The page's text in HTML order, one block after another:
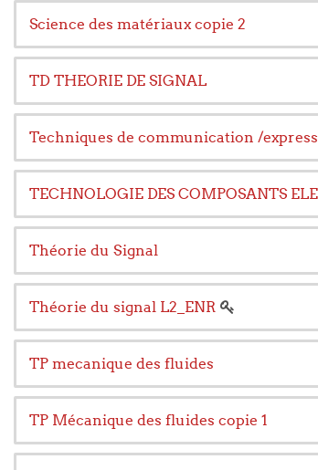
Science des matériaux copie 2
TD THEORIE DE SIGNAL
Techniques de communication /
TECHNOLOGIE DES COMPOSANTS
Théorie du Signal
Théorie du signal L2_ENR
TP mecanique des fluides
TP Mécanique des fluides copie 1